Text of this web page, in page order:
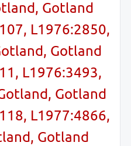
Gotland
L1976:2850,
Gotland
L1976:3493,
Gotland
L1977:4866,
Gotland